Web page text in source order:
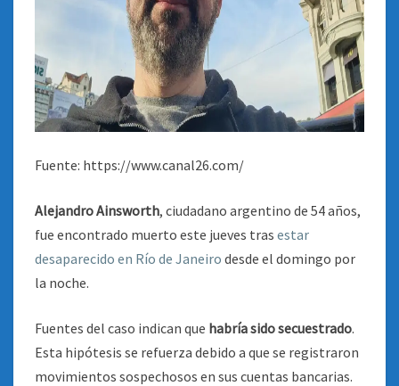
Fuente: https://www.canal26.com/
Alejandro Ainsworth, ciudadano argentino de 54 años,
fue encontrado muerto este jueves tras estar
desaparecido en Río de Janeiro desde el domingo por
la noche.
Fuentes del caso indican que habría sido secuestrado.
Esta hipótesis se refuerza debido a que se registraron
movimientos sospechosos en sus cuentas bancarias.